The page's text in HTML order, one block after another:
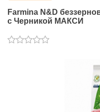
Farmina N&D
с Черникой МАКСИ